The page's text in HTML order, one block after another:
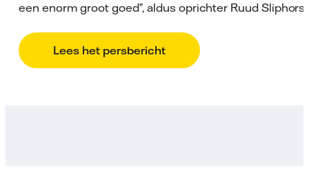
een enorm groot goed”, aldus oprichter Ruud
Lees het persbericht